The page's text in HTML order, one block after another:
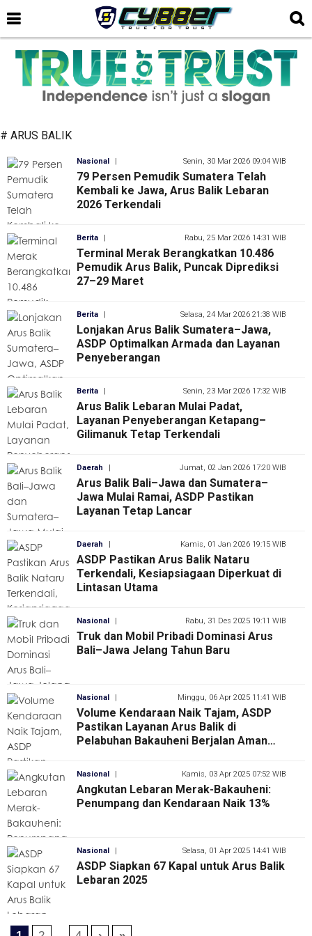
# ARUS BALIK
Nasional | Senin, 30 Mar 2026 09:04 WIB
79 Persen Pemudik Sumatera Telah
Kembali ke Jawa, Arus Balik Lebaran
2026 Terkendali
Berita | Rabu, 25 Mar 2026 14:31 WIB
Terminal Merak Berangkatkan 10.486
Pemudik Arus Balik, Puncak Diprediksi
27–29 Maret
Berita | Selasa, 24 Mar 2026 21:38 WIB
Lonjakan Arus Balik Sumatera–Jawa,
ASDP Optimalkan Armada dan Layanan
Penyeberangan
Berita | Senin, 23 Mar 2026 17:32 WIB
Arus Balik Lebaran Mulai Padat,
Layanan Penyeberangan Ketapang–
Gilimanuk Tetap Terkendali
Daerah | Jumat, 02 Jan 2026 17:20 WIB
Arus Balik Bali–Jawa dan Sumatera–
Jawa Mulai Ramai, ASDP Pastikan
Layanan Tetap Lancar
Daerah | Kamis, 01 Jan 2026 19:15 WIB
ASDP Pastikan Arus Balik Nataru
Terkendali, Kesiapsiagaan Diperkuat di
Lintasan Utama
Nasional | Rabu, 31 Des 2025 19:11 WIB
Truk dan Mobil Pribadi Dominasi Arus
Bali–Jawa Jelang Tahun Baru
Nasional | Minggu, 06 Apr 2025 11:41 WIB
Volume Kendaraan Naik Tajam, ASDP
Pastikan Layanan Arus Balik di
Pelabuhan Bakauheni Berjalan Aman
Nasional | Kamis, 03 Apr 2025 07:52 WIB
Angkutan Lebaran Merak-Bakauheni:
Penumpang dan Kendaraan Naik 13%
Nasional | Selasa, 01 Apr 2025 14:41 WIB
ASDP Siapkan 67 Kapal untuk Arus Balik
Lebaran 2025